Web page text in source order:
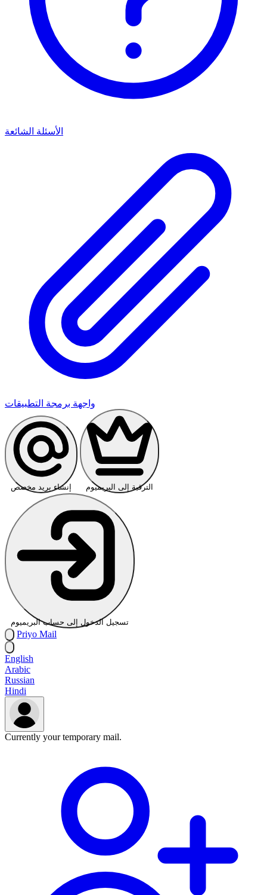
الأسئلة الشائعة
واجهة برمجة التطبيقات
إنشاء بريد مخصص الترقية إلى البريميوم
تسجيل الدخول إلى حساب البريميوم
Priyo Mail
English
Arabic
Russian
Hindi
Currently your temporary mail.